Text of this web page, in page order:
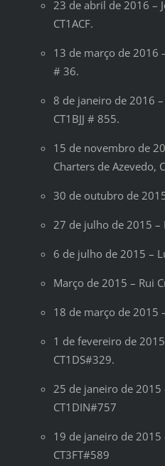
23 de abril de 2016 –
CT1ACF.
13 de março de 2016
# 36.
8 de janeiro de 2016
CT1BJJ # 855.
15 de novembro de
Charters de Azevedo,
30 de outubro de
27 de julho de 2015 –
6 de julho de 2015 –
Março de 2015 – Rui
18 de março de 2015
1 de fevereiro de
CT1DS#329.
25 de janeiro de 2015
CT1DIN#757
19 de janeiro de 2015
CT3FT#589